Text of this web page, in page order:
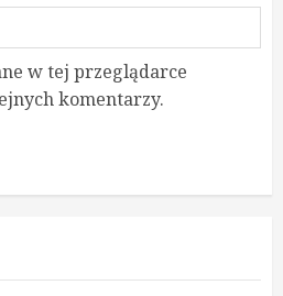
w tej przeglądarce
komentarzy.